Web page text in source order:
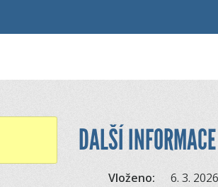
DALŠÍ INFORMACE
Vloženo:
6. 3. 2026